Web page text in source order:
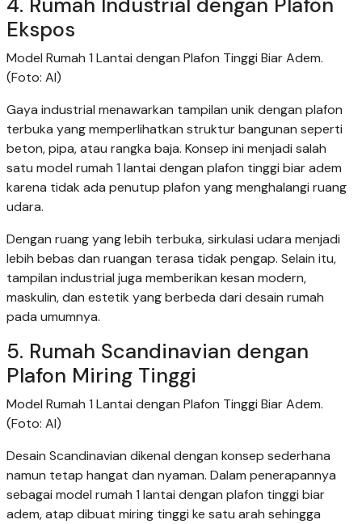
Ekspos
Model Rumah 1 Lantai dengan Plafon Tinggi Biar Adem.
(Foto: AI)
Gaya industrial menawarkan tampilan unik dengan plafon
terbuka yang memperlihatkan struktur bangunan seperti
beton, pipa, atau rangka baja. Konsep ini menjadi salah
satu model rumah 1 lantai dengan plafon tinggi biar adem
karena tidak ada penutup plafon yang menghalangi ruang
udara.
Dengan ruang yang lebih terbuka, sirkulasi udara menjadi
lebih bebas dan ruangan terasa tidak pengap. Selain itu,
tampilan industrial juga memberikan kesan modern,
maskulin, dan estetik yang berbeda dari desain rumah
pada umumnya.
5. Rumah Scandinavian dengan
Plafon Miring Tinggi
Model Rumah 1 Lantai dengan Plafon Tinggi Biar Adem.
(Foto: AI)
Desain Scandinavian dikenal dengan konsep sederhana
namun tetap hangat dan nyaman. Dalam penerapannya
sebagai model rumah 1 lantai dengan plafon tinggi biar
adem, atap dibuat miring tinggi ke satu arah sehingga